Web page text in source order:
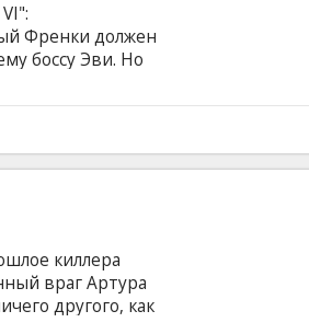
Френки должен
боссу Эви. Но
в круговорот
ЯЗЫКЕ, БЕЗ
киллера
враг Артура
другого, как